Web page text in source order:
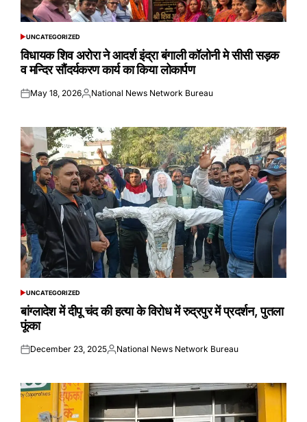
POSTED
IN
UNCATEGORIZED
विधायक शिव अरोरा ने आदर्श इंद्रा बंगाली कॉलोनी मे सीसी सड़क
व मन्दिर सौंदर्यकरण कार्य का किया लोकार्पण
Posted
May 18, 2026Posted
National News Network Bureau
POSTED
UNCATEGORIZED
बांग्लादेश में दीपू चंद की हत्या के विरोध में रुद्रपुर में प्रदर्शन, पुतला
फूंका
Posted
December 23, 2025Posted
National News Network Bureau